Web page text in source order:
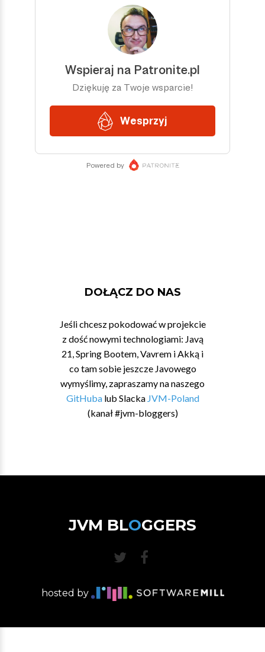
DOŁĄCZ DO NAS
Jeśli chcesz pokodować w projekcie
z dość nowymi technologiami: Javą
21, Spring Bootem, Vavrem i Akką i
co tam sobie jeszcze Javowego
wymyślimy, zapraszamy na naszego
GitHubalub Slacka JVM-Poland
(kanał #jvm-bloggers)
JVM BLOGGERS
hosted by